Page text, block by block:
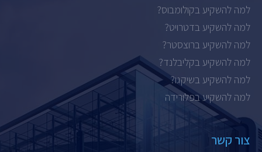
למה להשקיע בקולומבוס?
למה להשקיע בדטרויט?
למה להשקיע ברוצסטר?
למה להשקיע בקליבלנד?
למה להשקיע בשיקגו?
למה להשקיע בפלורידה
צור קשר